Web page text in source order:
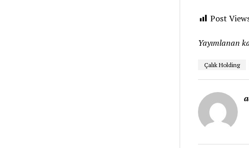
Post
Yayımlanan
Çalık Holding